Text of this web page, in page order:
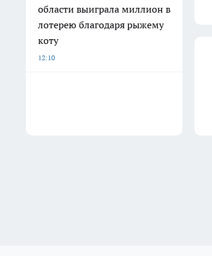
области выиграла миллион в
лотерею благодаря рыжему
коту
12:10